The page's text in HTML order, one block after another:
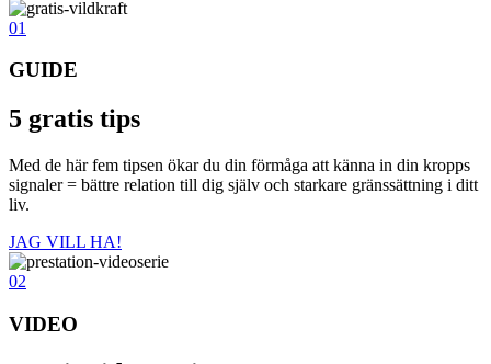
01
GUIDE
5 gratis tips
Med de här fem tipsen ökar du din förmåga att känna in din kropps
signaler = bättre relation till dig själv och starkare gränssättning i ditt
liv.
JAG VILL HA!
02
VIDEO